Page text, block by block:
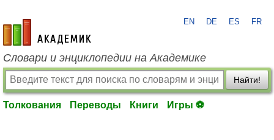
academic.ru
EN DE ES FR
Словари и энциклопедии на Академике
Найти!
Толкования Переводы Книги Игры ⚽